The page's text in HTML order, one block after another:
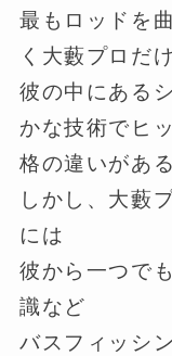
最もロッドを
く大藪プロだ
彼の中にある
かな技術でヒ
格の違いがあ
しかし、大藪
には
彼から一つで
識など
バスフィッシ